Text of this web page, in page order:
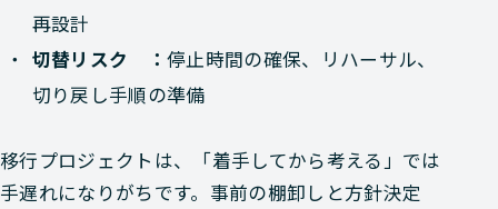
再設計
切替リスク ： 停止時間の確保、リハーサル、
切り戻し手順の準備
移行プロジェクトは、「着手してから考える」では
手遅れになりがちです。事前の棚卸しと方針決定